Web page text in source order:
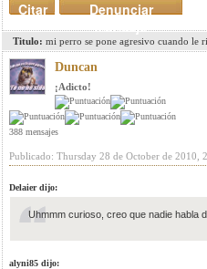
Denunciar
mensaje
Citar
Titulo: mi perro se pone agresivo cuando le
Duncan
¡Adicto!
388 mensajes
Publicado: Thursday 28 de October de 2010,
Delaier dijo:
Uhmmm curioso, creo que nadie habla
alyni85 dijo: